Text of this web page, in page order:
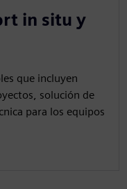
in situ y
que incluyen
solución de
para los equipos